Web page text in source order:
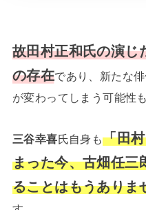
故田村正和氏の演じ
の存在であり、新たな
が変わってしまう可能性
三谷幸喜氏自身も「田
まった今、古畑任三
ることはもうありま